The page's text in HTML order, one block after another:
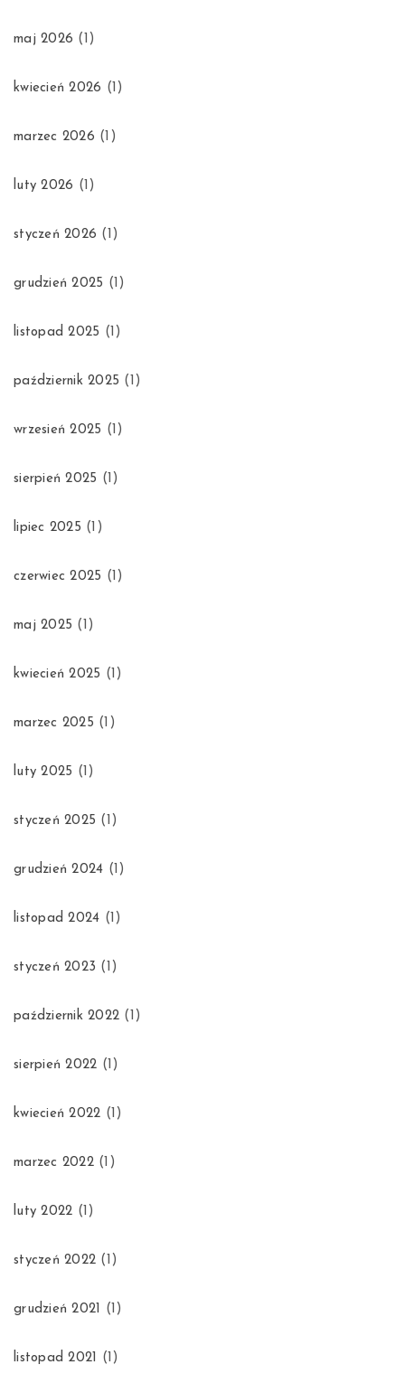
maj 2026 (1)
kwiecień 2026 (1)
marzec 2026 (1)
luty 2026 (1)
styczeń 2026 (1)
grudzień 2025 (1)
listopad 2025 (1)
październik 2025 (1)
wrzesień 2025 (1)
sierpień 2025 (1)
lipiec 2025 (1)
czerwiec 2025 (1)
maj 2025 (1)
kwiecień 2025 (1)
marzec 2025 (1)
luty 2025 (1)
styczeń 2025 (1)
grudzień 2024 (1)
listopad 2024 (1)
styczeń 2023 (1)
październik 2022 (1)
sierpień 2022 (1)
kwiecień 2022 (1)
marzec 2022(1)
luty 2022 (1)
styczeń 2022 (1)
grudzień 2021 (1)
listopad 2021 (1)